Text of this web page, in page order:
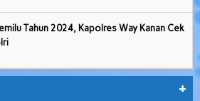
Tahun 2024, Kapolres Way Kanan Cek
+